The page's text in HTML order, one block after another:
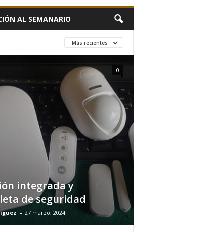
AL SEMANARIO
Más recientes
integrada y
de seguridad
- 27 marzo, 2024
0